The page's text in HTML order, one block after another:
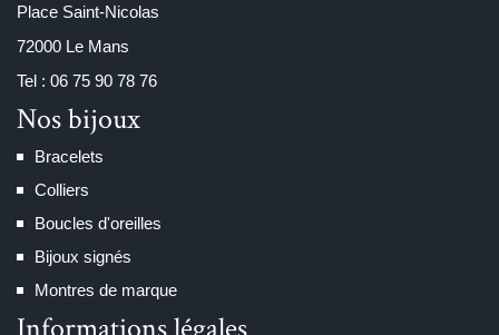
Place Saint-Nicolas
72000 Le Mans
Tel : 06 75 90 78 76
Nos bijoux
Bracelets
Colliers
Boucles d'oreilles
Bijoux signés
Montres de marque